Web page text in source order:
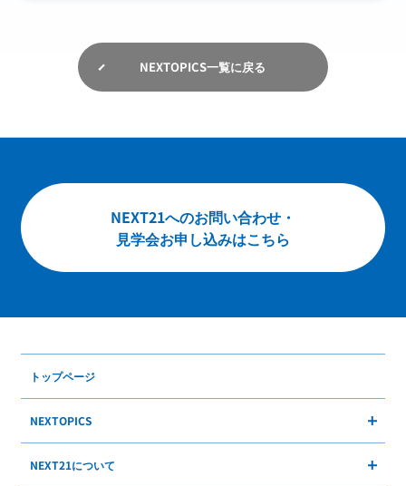
お問い合わせ English
NEXTOPICS一覧に戻る
NEXT21へのお問い合わせ・
見学会お申し込みはこちら
トップページ
NEXTOPICS
NEXT21について